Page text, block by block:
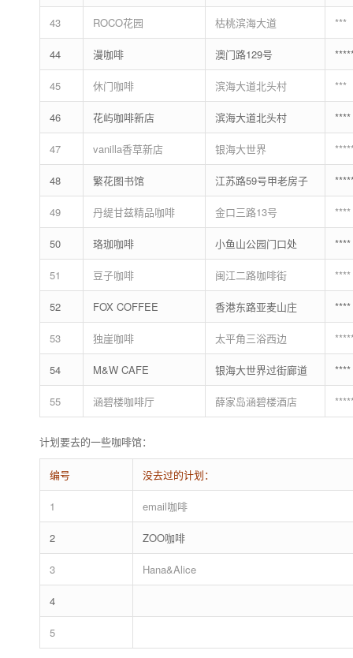
43 ROCO花园 枯桃滨海大道 ***
44 漫咖啡 澳门路129号
45 休门咖啡 滨海大道北头村 ***
46 花屿咖啡新店 滨海大道北头村 ****
47 vanilla香草新店 银海大世界
48 繁花图书馆 江苏路59号甲老房子
49 丹缇甘兹精品咖啡 金口三路13号 ****
50 珞珈咖啡 小鱼山公园门口处 ****
51 豆子咖啡 闽江二路咖啡街 ****
52 FOX COFFEE 香港东路亚麦山庄 ****
53 独崖咖啡 太平角三浴西边
54 M&W CAFE 银海大世界过街廊道 ****
55 涵碧楼咖啡厅 薛家岛涵碧楼酒店
计划要去的一些咖啡馆：
编号 没去过的计划：
1 email咖啡
2 ZOO咖啡
3 Hana&Alice
4
5